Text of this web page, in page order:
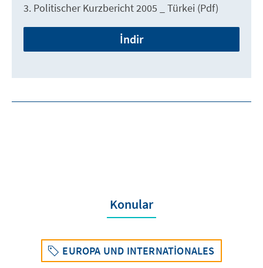
3. Politischer Kurzbericht 2005 _ Türkei (Pdf)
İndir
Konular
EUROPA UND INTERNATIONALES